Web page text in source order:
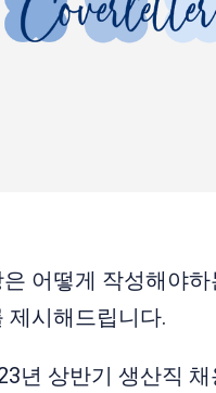
어떻게 작성해야
제시해드립니다.
년 상반기 생산직